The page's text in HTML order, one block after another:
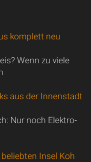
komplett neu
Wenn zu viele
aus der Innenstadt
Nur noch Elektro-
Insel Koh